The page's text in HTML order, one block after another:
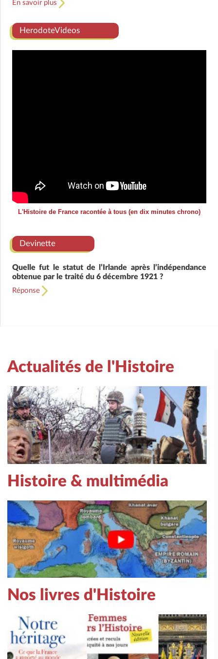
En savoir plus
HerodoteVideos
L'Histoire de France racontée à tous (en dix minutes chrono)
Devinette
Quelle fut le statut de l’Irlande après l’indépendance
obtenue par le traité du 6 décembre 1921 ?
Réponse
Actualités de l'Histoire
Histoire & multimédia
Nos livres d'Histoire